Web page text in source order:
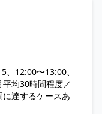
12:00〜13:00、
均30時間程度／
達するケースあ